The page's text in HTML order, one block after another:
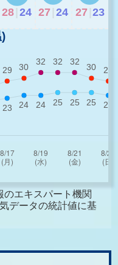
28 24 27 24 27 23
エキスパート機関
データの統計値に基